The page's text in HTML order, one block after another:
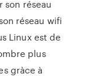
réseau
réseau wifi
Linux est de
plus
gràce à